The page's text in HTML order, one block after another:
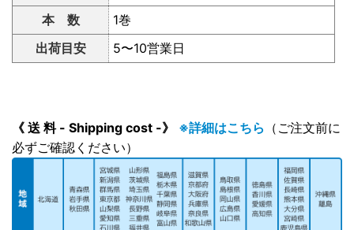
本 数
1巻
出荷目安
5〜10営業日
《 送 料 - Shipping cost -》 ※詳細はこちら （ご注文前に
必ずご確認ください）